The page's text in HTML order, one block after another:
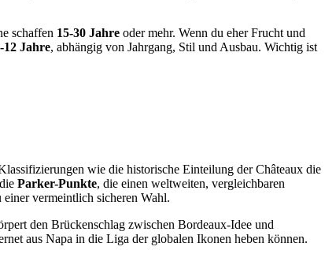
schaffen 15-30 Jahre oder mehr. Wenn du eher Frucht und
12 Jahre, abhängig von Jahrgang, Stil und Ausbau. Wichtig ist
wie die historische Einteilung der Châteaux die
Parker-Punkte, die einen weltweiten, vergleichbaren
vermeintlich sicheren Wahl.
den Brückenschlag zwischen Bordeaux-Idee und
aus Napa in die Liga der globalen Ikonen heben können.